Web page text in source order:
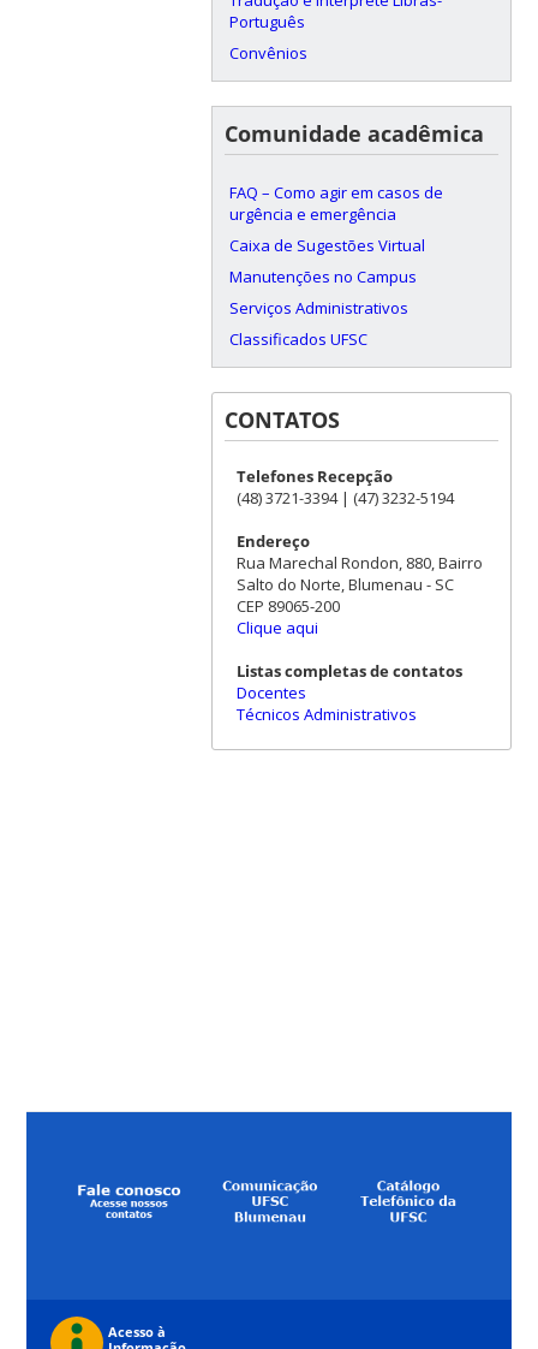
Português
Convênios
Comunidade acadêmica
FAQ – Como agir em casos de
urgência e emergência
Caixa de Sugestões Virtual
Manutenções no Campus
Serviços Administrativos
Classificados UFSC
CONTATOS
Telefones Recepção
(48) 3721-3394 | (47) 3232-5194
Endereço
Rua Marechal Rondon, 880, Bairro
Salto do Norte, Blumenau - SC
CEP 89065-200
Clique aqui
Listas completas de contatos
Docentes
Técnicos Administrativos